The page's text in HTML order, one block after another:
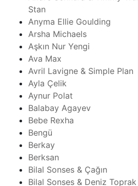
Stan
Anyma Ellie Goulding
Arsha Michaels
Aşkın Nur Yengi
Ava Max
Avril Lavigne & Simple Plan
Ayla Çelik
Aynur Polat
Balabay Agayev
Bebe Rexha
Bengü
Berkay
Berksan
Bilal Sonses & Çağın
Bilal Sonses & Deniz Toprak